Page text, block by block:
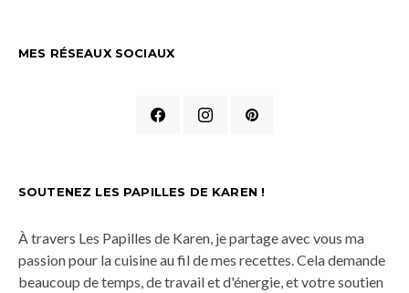
MES RÉSEAUX SOCIAUX
SOUTENEZ LES PAPILLES DE KAREN !
À travers Les Papilles de Karen, je partage avec vous ma
passion pour la cuisine au fil de mes recettes. Cela demande
beaucoup de temps, de travail et d'énergie, et votre soutien